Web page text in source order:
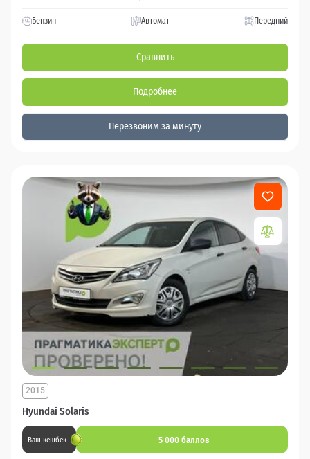
Бензин Автомат Передний
Сравнить
Подробнее
Перезвоним за минуту
Hyundai Solaris
2015
Ваш кешбек 5 000 баллов